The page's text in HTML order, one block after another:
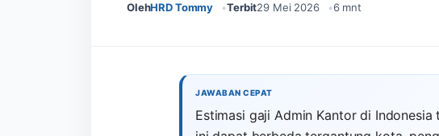
OlehHRD Tommy Terbit29 Mei 2026 6 mnt
JAWABAN CEPAT
Estimasi gaji Admin Kantor di